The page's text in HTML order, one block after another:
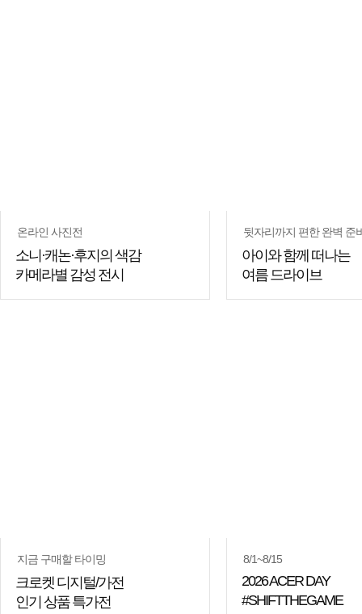
온라인 사진전
소니·캐논·후지의 색감
카메라별 감성 전시
뒷자리까지 편한 완벽 준
아이와 함께 떠나는
여름 드라이브
지금 구매할 타이밍
크로켓 디지털/가전
인기 상품 특가전
8/1~8/15
2026 ACER DAY
#SHIFTTHEGAME